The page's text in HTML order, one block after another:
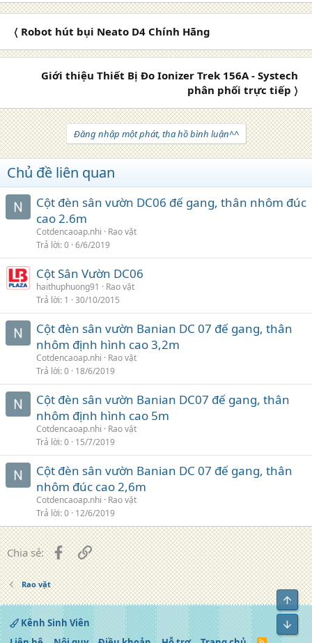
〈 Robot hút bụi Neato D4 Chính Hãng
Giới thiệu Thiết Bị Đo Ionizer Trek 156A - Systech
phân phối trực tiếp 〉
Đăng nhập một phát, tha hồ bình luận^^
Chủ đề liên quan
Cột đèn sân vườn DC06 đế gang, thân nhôm đúc
cao 2.6m
Cotdencaoap.nhi
Rao vặt
Trả lời 0 6/6/2019
Cột Sân Vườn DC06
haithuphuong91
Rao vặt
Trả lời 1 30/10/2015
Cột đèn sân vườn Banian DC 07 đế gang, thân
nhôm định hình cao 3,2m
Cotdencaoap.nhi
Rao vặt
Trả lời 0 18/6/2019
Cột đèn sân vườn Banian DC07 đế gang, thân
nhôm định hình cao 5m
Cotdencaoap.nhi
Rao vặt
Trả lời 0 15/7/2019
Cột đèn sân vườn Banian DC 07 đế gang, thân
nhôm đúc cao 2,6m
Cotdencaoap.nhi
Rao vặt
Trả lời 0 12/6/2019
Chia sẻ: FacebookLiên kết
Rao vặt
Kênh Sinh Viên
Top